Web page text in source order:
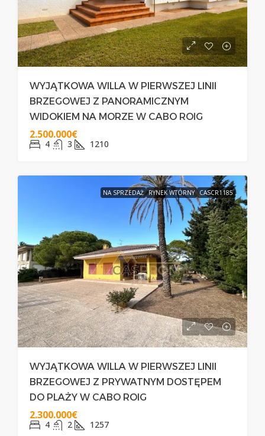
WYJĄTKOWA WILLA W PIERWSZEJ LINII
BRZEGOWEJ Z PANORAMICZNYM
WIDOKIEM NA MORZE W CABO ROIG
2.500.000€
4 3 1210
NA SPRZEDAŻ RYNEK WTÓRNY CASCR1185
WYJĄTKOWA WILLA W PIERWSZEJ LINII
BRZEGOWEJ Z PRYWATNYM DOSTĘPEM
DO PLAŻY W CABO ROIG
2.300.000€
4 2 1257